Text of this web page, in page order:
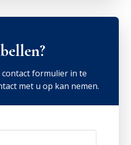
formulier in te
met u op kan nemen.